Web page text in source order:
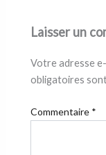
Laisser un
Votre adresse
obligatoires
Commentaire *